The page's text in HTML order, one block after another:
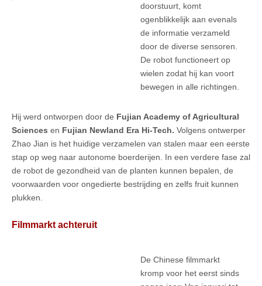
doorstuurt, komt
ogenblikkelijk aan evenals
de informatie verzameld
door de diverse sensoren.
De robot functioneert op
wielen zodat hij kan voort
bewegen in alle richtingen.
Hij werd ontworpen door de Fujian Academy of Agricultural
Sciences en Fujian Newland Era Hi-Tech. Volgens ontwerper
Zhao Jian is het huidige verzamelen van stalen maar een eerste
stap op weg naar autonome boerderijen. In een verdere fase zal
de robot de gezondheid van de planten kunnen bepalen, de
voorwaarden voor ongedierte bestrijding en zelfs fruit kunnen
plukken.
Filmmarkt achteruit
De Chinese filmmarkt
kromp voor het eerst sinds